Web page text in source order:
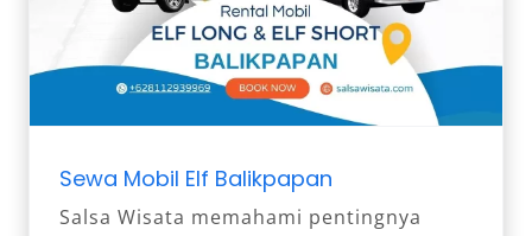
Sewa Mobil Elf Balikpapan
Salsa Wisata memahami pentingnya